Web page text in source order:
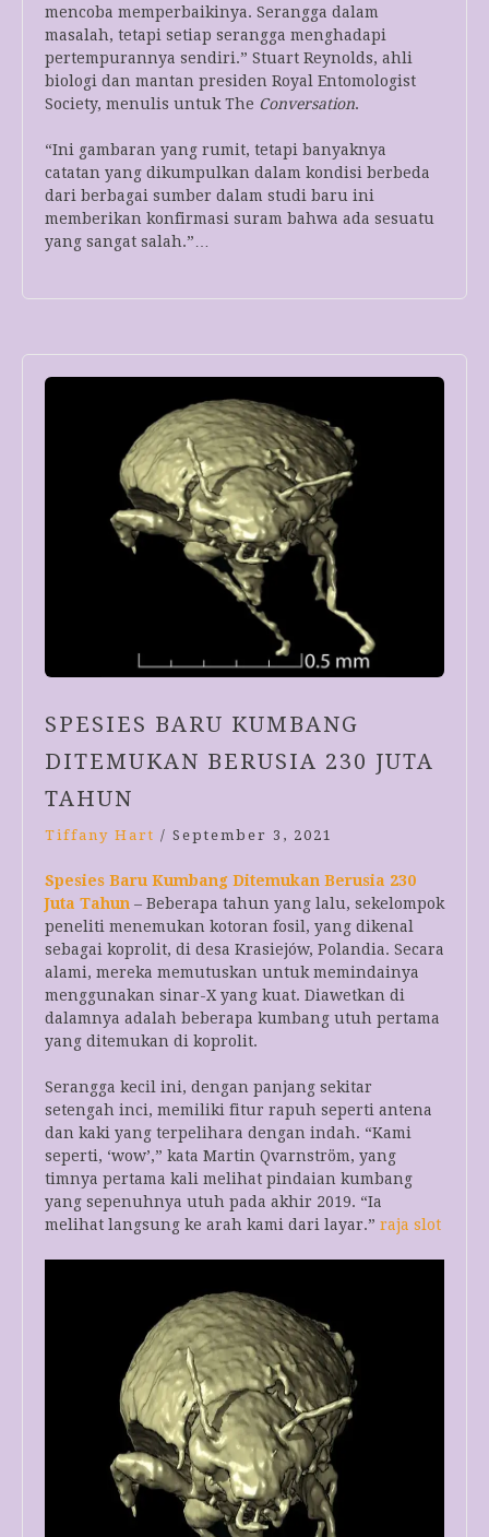
mencoba memperbaikinya. Serangga dalam
masalah, tetapi setiap serangga menghadapi
pertempurannya sendiri.” Stuart Reynolds, ahli
biologi dan mantan presiden Royal Entomologist
Society, menulis untuk The Conversation.
“Ini gambaran yang rumit, tetapi banyaknya
catatan yang dikumpulkan dalam kondisi berbeda
dari berbagai sumber dalam studi baru ini
memberikan konfirmasi suram bahwa ada sesuatu
yang sangat salah.”…
SPESIES BARU KUMBANG
DITEMUKAN BERUSIA 230 JUTA
TAHUN
Tiffany Hart / September 3, 2021
Spesies Baru Kumbang Ditemukan Berusia 230
Juta Tahun – Beberapa tahun yang lalu, sekelompok
peneliti menemukan kotoran fosil, yang dikenal
sebagai koprolit, di desa Krasiejów, Polandia. Secara
alami, mereka memutuskan untuk memindainya
menggunakan sinar-X yang kuat. Diawetkan di
dalamnya adalah beberapa kumbang utuh pertama
yang ditemukan di koprolit.
Serangga kecil ini, dengan panjang sekitar
setengah inci, memiliki fitur rapuh seperti antena
dan kaki yang terpelihara dengan indah. “Kami
seperti, ‘wow’,” kata Martin Qvarnström, yang
timnya pertama kali melihat pindaian kumbang
yang sepenuhnya utuh pada akhir 2019. “Ia
melihat langsung ke arah kami dari layar.” raja slot